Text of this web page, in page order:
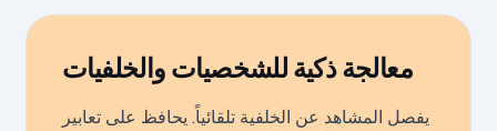
معالجة ذكية للشخصيات والخلفيات
يفصل المشاهد عن الخلفية تلقائياً. يحافظ على تعابير